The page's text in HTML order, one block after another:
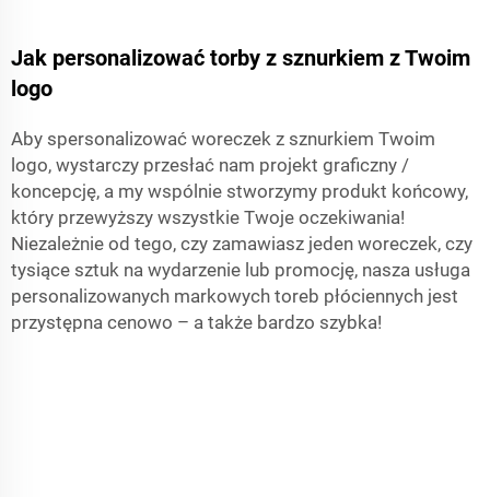
Jak personalizować torby z sznurkiem z Twoim
logo
Aby spersonalizować woreczek z sznurkiem Twoim
logo, wystarczy przesłać nam projekt graficzny /
koncepcję, a my wspólnie stworzymy produkt końcowy,
który przewyższy wszystkie Twoje oczekiwania!
Niezależnie od tego, czy zamawiasz jeden woreczek, czy
tysiące sztuk na wydarzenie lub promocję, nasza usługa
personalizowanych markowych toreb płóciennych jest
przystępna cenowo – a także bardzo szybka!